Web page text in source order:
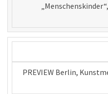
PREVIEW Berlin,